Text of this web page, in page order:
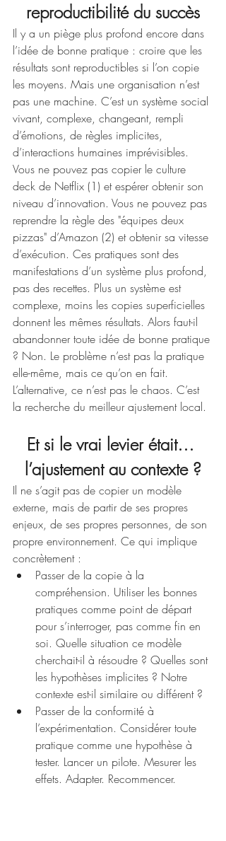
reproductibilité du succès
Il y a un piège plus profond encore dans
l’idée de bonne pratique : croire que les
résultats sont reproductibles si l’on copie
les moyens. Mais une organisation n’est
pas une machine. C’est un système social
vivant, complexe, changeant, rempli
d’émotions, de règles implicites,
d’interactions humaines imprévisibles.
Vous ne pouvez pas copier le culture
deck de Netflix (1) et espérer obtenir son
niveau d’innovation. Vous ne pouvez pas
reprendre la règle des "équipes deux
pizzas" d’Amazon (2) et obtenir sa vitesse
d’exécution. Ces pratiques sont des
manifestations d’un système plus profond,
pas des recettes. Plus un système est
complexe, moins les copies superficielles
donnent les mêmes résultats. Alors faut-il
abandonner toute idée de bonne pratique
? Non. Le problème n’est pas la pratique
elle-même, mais ce qu’on en fait.
L’alternative, ce n’est pas le chaos. C’est
la recherche du meilleur ajustement local.
Et si le vrai levier était…
l’ajustement au contexte ?
Il ne s’agit pas de copier un modèle
externe, mais de partir de ses propres
enjeux, de ses propres personnes, de son
propre environnement. Ce qui implique
concrètement :
Passer de la copie à la
compréhension. Utiliser les bonnes
pratiques comme point de départ
pour s’interroger, pas comme fin en
soi. Quelle situation ce modèle
cherchait-il à résoudre ? Quelles sont
les hypothèses implicites ? Notre
contexte est-il similaire ou différent ?
Passer de la conformité à
l’expérimentation. Considérer toute
pratique comme une hypothèse à
tester. Lancer un pilote. Mesurer les
effets. Adapter. Recommencer.